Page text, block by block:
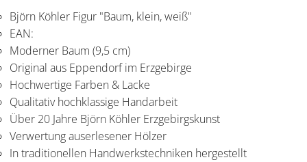
Björn Köhler Figur "Baum, klein, weiß"
EAN:
Moderner Baum (9,5 cm)
Original aus Eppendorf im Erzgebirge
Hochwertige Farben & Lacke
Qualitativ hochklassige Handarbeit
Über 20 Jahre Björn Köhler Erzgebirgskunst
Verwertung auserlesener Hölzer
In traditionellen Handwerkstechniken hergestellt